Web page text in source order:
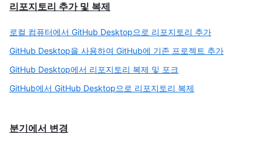
리포지토리 추가 및 복제
로컬 컴퓨터에서 GitHub Desktop으로 리포지토리 추가
GitHub Desktop을 사용하여 GitHub에 기존 프로젝트 추가
GitHub Desktop에서 리포지토리 복제 및 포크
GitHub에서 GitHub Desktop으로 리포지토리 복제
분기에서 변경